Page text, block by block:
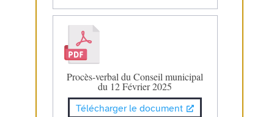
Procès-verbal du Conseil municipal
du 12 Février 2025
Télécharger le document